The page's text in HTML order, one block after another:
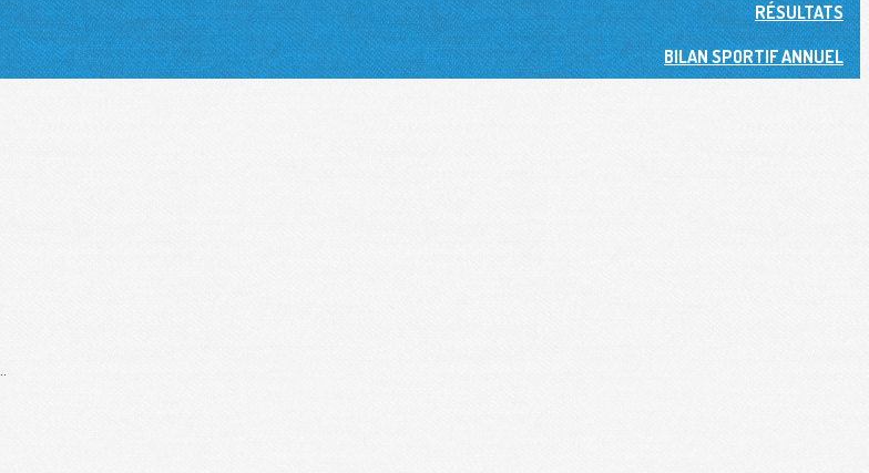
RÉSULTATS
BILAN SPORTIF ANNUEL